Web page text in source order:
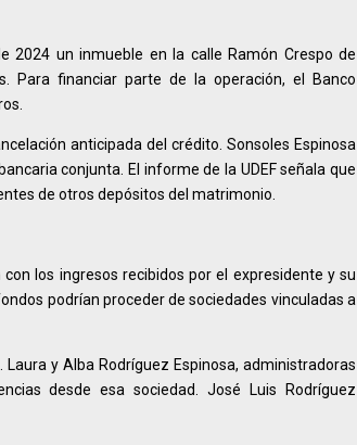
2024 un inmueble en la calle Ramón Crespo de
Para financiar parte de la operación, el Banco
anticipada del crédito. Sonsoles Espinosa
conjunta. El informe de la UDEF señala que
de otros depósitos del matrimonio.
los ingresos recibidos por el expresidente y su
podrían proceder de sociedades vinculadas a
y Alba Rodríguez Espinosa, administradoras
desde esa sociedad. José Luis Rodríguez